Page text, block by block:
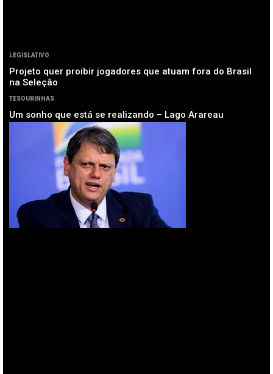
LEGISLATIVO
Projeto quer proibir jogadores que atuam fora do Brasil
na Seleção
TESOURINHAS
Um sonho que está se realizando – Lago Arareau